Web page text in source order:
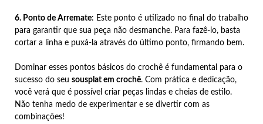
6. Ponto de Arremate: Este ponto é utilizado no final do trabalho
para garantir que sua peça não desmanche. Para fazê-lo, basta
cortar a linha e puxá-la através do último ponto, firmando bem.
Dominar esses pontos básicos do crochê é fundamental para o
sucesso do seu sousplat em crochê. Com prática e dedicação,
você verá que é possível criar peças lindas e cheias de estilo.
Não tenha medo de experimentar e se divertir com as
combinações!